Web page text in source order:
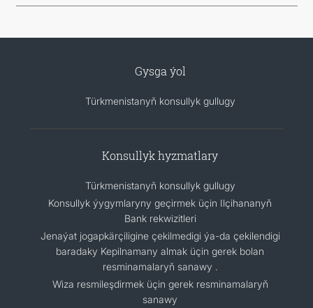
Gysga ýol
Türkmenistanyň konsullyk gullugy
Konsullyk hyzmatlary
Türkmenistanyň konsullyk gullugy
Konsullyk ýygymlaryny geçirmek üçin Ilçihananyň
Bank rekwizitleri
Jenaýat jogapkärçiligine çekilmedigi ýa-da çekilendigi
baradaky Kepilnamany almak üçin gerek bolan
resminamalaryň sanawy .
Wiza resmileşdirmek üçin gerek resminamalaryň
sanawy